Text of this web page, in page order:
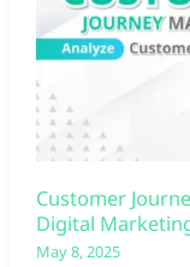
Customer
Digital
May 8, 2025